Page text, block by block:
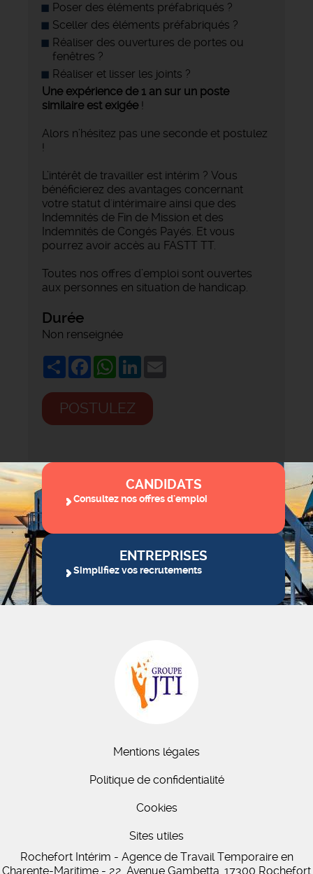
Poser des éléments préfabriqués ?
Sceller des éléments préfabriqués ?
Réaliser des ouvertures de portes ou
fenêtres ?
Réaliser et lisser les joints ?
Une expérience de 1 an sur un poste
similaire est exigée!
Alors n’hésitez pas une seconde et postulez
!
L’intérêt de travailler est intérim ? Vous
bénéficierez des avantages concernant
votre statut d'intérimaire ainsi que des
Indemnités de Fin de Mission et des
Indemnités de Congés Payés. Et vous
pourrez avoir accès au FASTT TT.
Toutes nos offres d’emploi sont ouvertes
aux personnes en situation de handicap.
Durée
Non renseignée
ShareFacebookWhatsApp
LinkedIn
POSTULEZ
CANDIDATS
Consultez nos offres d'emploi
ENTREPRISES
Simplifiez vos recrutements
Mentions légales
Politique de confidentialité
Cookies
Sites utiles
Rochefort Intérim - Agence de Travail Temporaire en
Charente-Maritime - 22, Avenue Gambetta, 17300 Rochefort